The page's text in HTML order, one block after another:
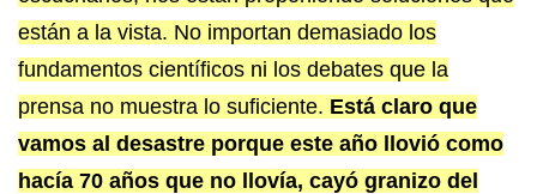
están a la vista. No importan demasiado los
fundamentos científicos ni los debates que la
prensa no muestra lo suficiente. Está claro que
vamos al desastre porque este año llovió como
hacía 70 años que no llovía, cayó granizo del